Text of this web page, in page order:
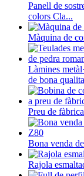
Panell de
colors Cla...
Màquina de
Làmines
de bona
Preu de
Bona venda
Rajola